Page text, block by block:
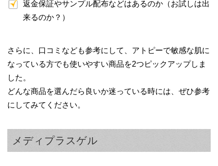
返金保証やサンプル配布などはあるのか（お試しは出
来るのか？）
さらに、口コミなども参考にして、アトピーで敏感な肌に
なっている方でも使いやすい商品を2つピックアップしま
した。
どんな商品を選んだら良いか迷っている時には、ぜひ参考
にしてみてください。
メディプラスゲル